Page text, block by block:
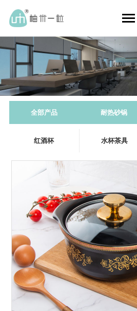
全部产品 耐热砂锅
红酒杯 水杯茶具